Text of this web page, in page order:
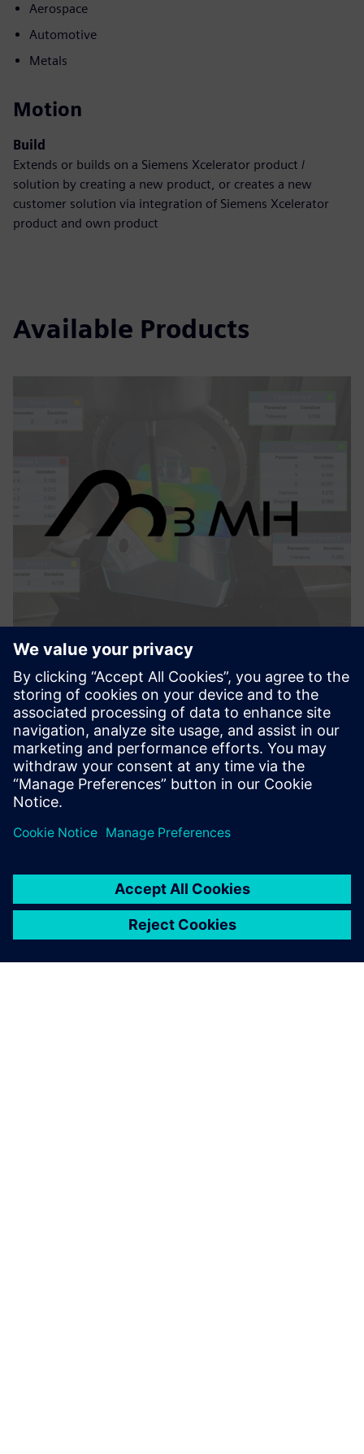
Aerospace
Automotive
Metals
Motion
Build
Extends or builds on a Siemens Xcelerator product /
solution by creating a new product, or creates a new
customer solution via integration of Siemens Xcelerator
product and own product
Available Products
M3MH
M3MH ima tri ključne funkcije za maksimiziranje
performansi obradnih centara: verifikacija mašine,
postavljanje delova i iterativna poravnanja i merenje u
procesu.
Saznajte više